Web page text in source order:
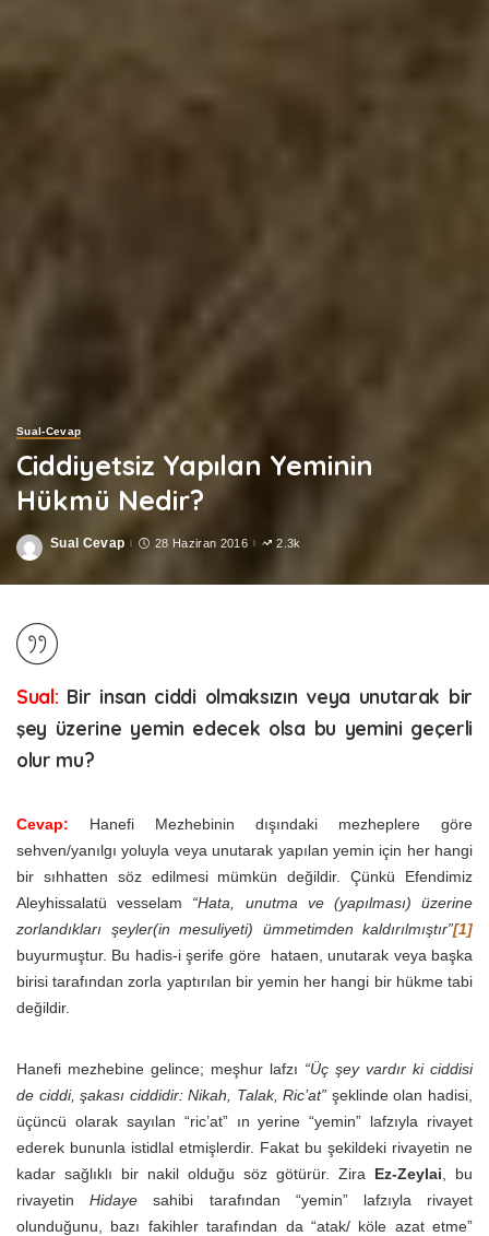
Sual-Cevap
Ciddiyetsiz Yapılan Yeminin
Hükmü Nedir?
Posted
Sual Cevap 28 Haziran 2016 2.3k
Sual: Bir insan ciddi olmaksızın veya unutarak bir
şey üzerine yemin edecek olsa bu yemini geçerli
olur mu?
Cevap: Hanefi Mezhebinin dışındaki mezheplere göre
sehven/yanılgı yoluyla veya unutarak yapılan yemin için her hangi
bir sıhhatten söz edilmesi mümkün değildir. Çünkü Efendimiz
Aleyhissalatü vesselam “Hata, unutma ve (yapılması) üzerine
zorlandıkları şeyler(in mesuliyeti) ümmetimden kaldırılmıştır”[1]
buyurmuştur. Bu hadis-i şerife göre hataen, unutarak veya başka
birisi tarafından zorla yaptırılan bir yemin her hangi bir hükme tabi
değildir.
Hanefi mezhebine gelince; meşhur lafzı “Üç şey vardır ki ciddisi
de ciddi, şakası ciddidir: Nikah, Talak, Ric’at” şeklinde olan hadisi,
üçüncü olarak sayılan “ric’at” ın yerine “yemin” lafzıyla rivayet
ederek bununla istidlal etmişlerdir. Fakat bu şekildeki rivayetin ne
kadar sağlıklı bir nakil olduğu söz götürür. Zira Ez-Zeylai , bu
rivayetinHidaye sahibi tarafından “yemin” lafzıyla rivayet
olunduğunu, bazı fakihler tarafından da “atak/ köle azat etme”